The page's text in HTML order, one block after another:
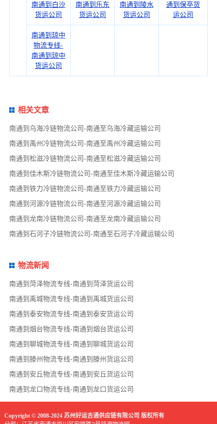
南通到白沙
货运公司
南通到乐东
货运公司
南通到陵水
货运公司
通到保亭货
运公司
南通到琼中
物流专线-
南通到琼中
货运公司
相关文章
南通到乌海冷链物流公司-南通至乌海冷藏运输公司
南通到禹州冷链物流公司-南通至禹州冷藏运输公司
南通到松滋冷链物流公司-南通至松滋冷藏运输公司
南通到佳木斯冷链物流公司-南通至佳木斯冷藏运输公司
南通到铁力冷链物流公司-南通至铁力冷藏运输公司
南通到河源冷链物流公司-南通至河源冷藏运输公司
南通到龙南冷链物流公司-南通至龙南冷藏运输公司
南通到石河子冷链物流公司-南通至石河子冷藏运输公司
物流新闻
南通到菏泽物流专线-南通到菏泽货运公司
南通到禹城物流专线-南通到禹城货运公司
南通到泰安物流专线-南通到泰安货运公司
南通到烟台物流专线-南通到烟台货运公司
南通到聊城物流专线-南通到聊城货运公司
南通到滕州物流专线-南通到滕州货运公司
南通到安丘物流专线-南通到安丘货运公司
南通到龙口物流专线-南通到龙口货运公司
Copyright © 2008-2024 苏州好运吉通供应链有限公司 版权所有